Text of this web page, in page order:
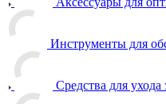
Инструменты для
Средства для